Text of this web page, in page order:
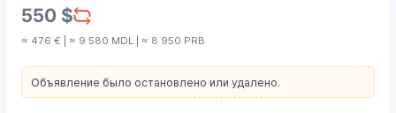
550 $
≈ 476 € | ≈ 9 580 MDL | ≈ 8 950 PRB
Объявление было остановлено или удалено.